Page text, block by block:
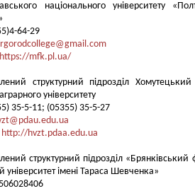
національного університету
64-29
https://mfk.pl.ua/
структурний підрозділ
університету
35-5-11; (05355) 35-5-27
http://hvzt.pdaa.edu.ua
структурний підрозділ
університет імені Тараса Шевченка»